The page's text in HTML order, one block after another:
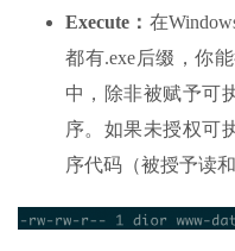
Execute： 在
都有.exe后缀，你
中，除非被赋予可
序。如果未授权可
序代码（被授予读